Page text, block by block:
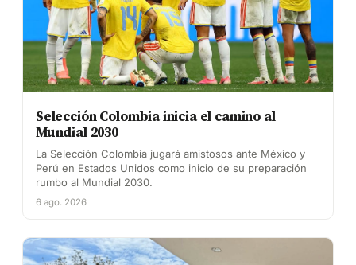
Selección Colombia inicia el camino al
Mundial 2030
La Selección Colombia jugará amistosos ante México y
Perú en Estados Unidos como inicio de su preparación
rumbo al Mundial 2030.
6 ago. 2026